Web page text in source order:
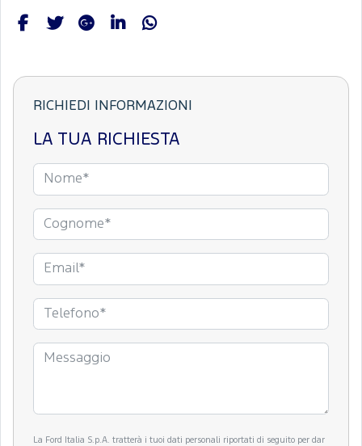
RICHIEDI INFORMAZIONI
LA TUA RICHIESTA
La Ford Italia S.p.A. tratterà i tuoi dati personali riportati di seguito per dar